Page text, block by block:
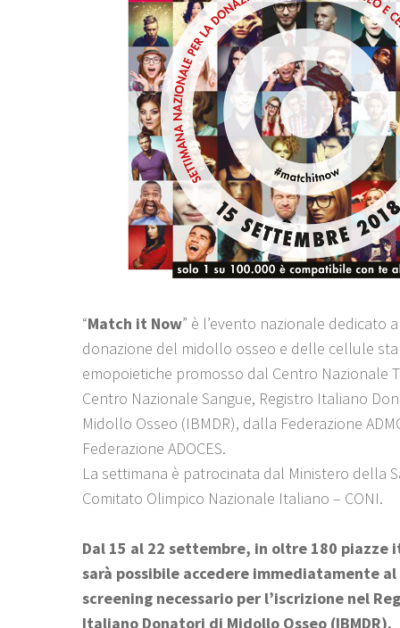
“Match it Now” è l’evento nazionale dedicato
donazione del midollo osseo e delle cellule
emopoietiche promosso dal Centro Nazionale
Centro Nazionale Sangue, Registro Italiano
Midollo Osseo (IBMDR), dalla Federazione
Federazione ADOCES.
La settimana è patrocinata dal Ministero della
Comitato Olimpico Nazionale Italiano – CONI.
Dal 15 al 22 settembre, in oltre 180 piazze
sarà possibile accedere immediatamente
screening necessario per l’iscrizione nel
Italiano Donatori di Midollo Osseo (IBMDR).